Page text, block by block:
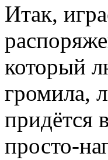
Итак,
который
громила,
придётся
просто-